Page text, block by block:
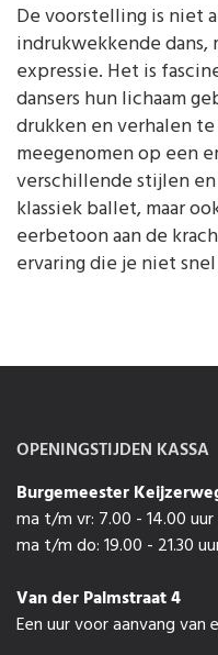
De voorstelling is niet
indrukwekkende dans,
expressie. Het is
dansers hun lichaam
drukken en verhalen
meegenomen op een
verschillende stijlen
klassiek ballet, maar
eerbetoon aan de
ervaring die je niet
OPENINGSTIJDEN KASSA
Burgemeester
ma t/m vr: 7.00 - 14.00 uur
ma t/m do: 19.00 - 21.30
Van der Palmstraat 4
Een uur voor aanvang van